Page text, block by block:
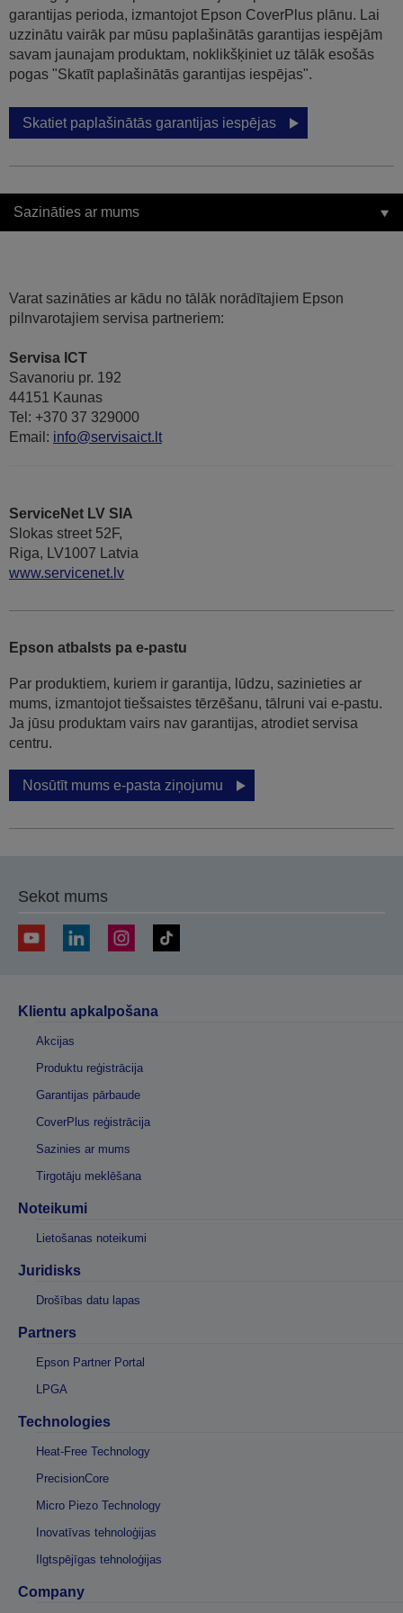
garantijas perioda, izmantojot Epson CoverPlus plānu. Lai
uzzinātu vairāk par mūsu paplašinātās garantijas iespējām
savam jaunajam produktam, noklikšķiniet uz tālāk esošās
pogas "Skatīt paplašinātās garantijas iespējas".
Skatiet paplašinātās garantijas iespējas
Sazināties ar mums
Varat sazināties ar kādu no tālāk norādītajiem Epson
pilnvarotajiem servisa partneriem:
Servisa ICT
Savanoriu pr. 192
44151 Kaunas
Tel: +370 37 329000
Email: info@servisaict.lt
ServiceNet LV SIA
Slokas street 52F,
Riga, LV1007 Latvia
www.servicenet.lv
Epson atbalsts pa e-pastu
Par produktiem, kuriem ir garantija, lūdzu, sazinieties ar
mums, izmantojot tiešsaistes tērzēšanu, tālruni vai e-pastu.
Ja jūsu produktam vairs nav garantijas, atrodiet servisa
centru.
Nosūtīt mums e-pasta ziņojumu
Sekot mums
Klientu apkalpošana
Akcijas
Produktu reģistrācija
Garantijas pārbaude
CoverPlus reģistrācija
Sazinies ar mums
Tirgotāju meklēšana
Noteikumi
Lietošanas noteikumi
Juridisks
Drošības datu lapas
Partners
Epson Partner Portal
LPGA
Technologies
Heat-Free Technology
PrecisionCore
Micro Piezo Technology
Inovatīvas tehnoloģijas
Ilgtspējīgas tehnoloģijas
Company